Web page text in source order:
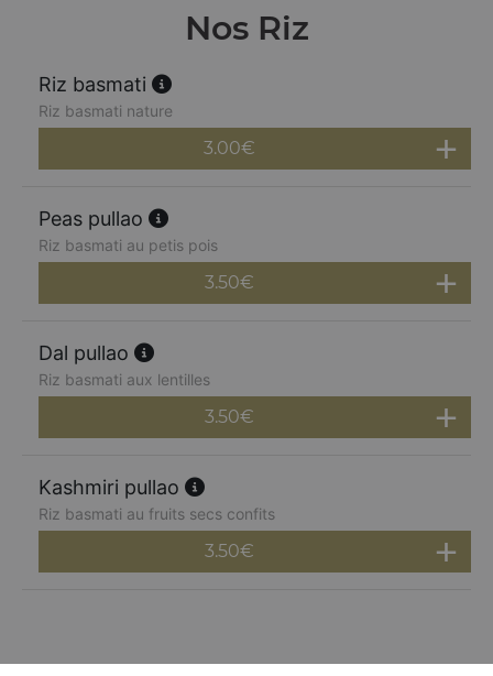
Nos Riz
Riz basmati
Riz basmati nature
3.00€
Peas pullao
Riz basmati au petis pois
3.50€
Dal pullao
Riz basmati aux lentilles
3.50€
Kashmiri pullao
Riz basmati au fruits secs confits
3.50€